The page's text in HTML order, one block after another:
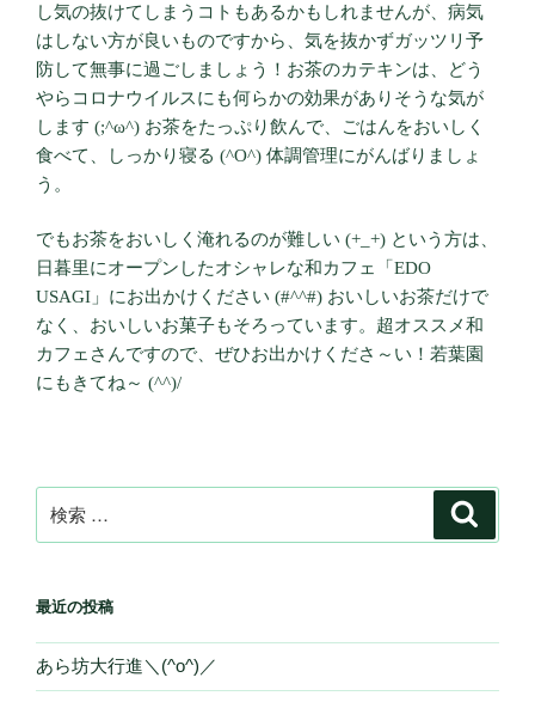
し気の抜けてしまうコトもあるかもしれませんが、病気
はしない方が良いものですから、気を抜かずガッツリ予
防して無事に過ごしましょう！お茶のカテキンは、どう
やらコロナウイルスにも何らかの効果がありそうな気が
します (;^ω^) お茶をたっぷり飲んで、ごはんをおいしく
食べて、しっかり寝る (^O^) 体調管理にがんばりましょ
う。
でもお茶をおいしく淹れるのが難しい (+_+) という方は、
日暮里にオープンしたオシャレな和カフェ「EDO
USAGI」にお出かけください (#^^#) おいしいお茶だけで
なく、おいしいお菓子もそろっています。超オススメ和
カフェさんですので、ぜひお出かけくださ～い！若葉園
にもきてね～ (^^)/
索:
最近の投稿
あら坊大行進＼(^o^)／